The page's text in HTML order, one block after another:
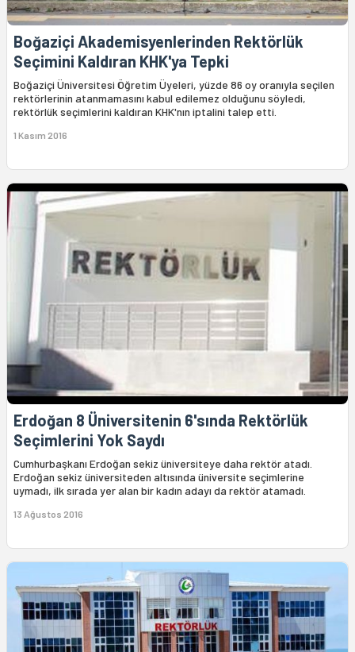
Boğaziçi Akademisyenlerinden Rektörlük
Seçimini Kaldıran KHK'ya Tepki
Boğaziçi Üniversitesi Öğretim Üyeleri, yüzde 86 oy oranıyla seçilen
rektörlerinin atanmamasını kabul edilemez olduğunu söyledi,
rektörlük seçimlerini kaldıran KHK'nın iptalini talep etti.
1 Kasım 2016
Erdoğan 8 Üniversitenin 6'sında Rektörlük
Seçimlerini Yok Saydı
Cumhurbaşkanı Erdoğan sekiz üniversiteye daha rektör atadı.
Erdoğan sekiz üniversiteden altısında üniversite seçimlerine
uymadı, ilk sırada yer alan bir kadın adayı da rektör atamadı.
13 Ağustos 2016